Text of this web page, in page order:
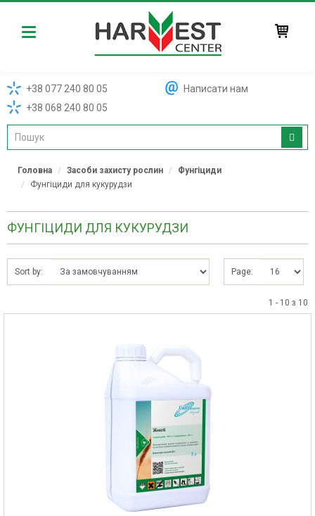
Harvest
+38 077 240 80 05
+38 068 240 80 05
Написати нам
Головна Засоби захисту рослин
Фунгіциди
Фунгіциди для кукурудзи
ФУНГІЦИДИ ДЛЯ КУКУРУДЗИ
Sort by: Page:
1 - 10 з 10